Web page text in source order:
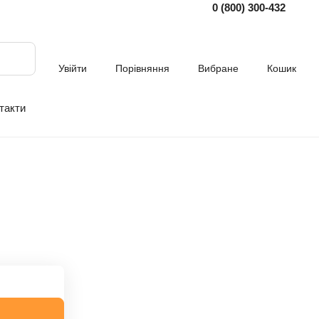
0 (800) 300-432
Увійти Порівняння Вибране Кошик